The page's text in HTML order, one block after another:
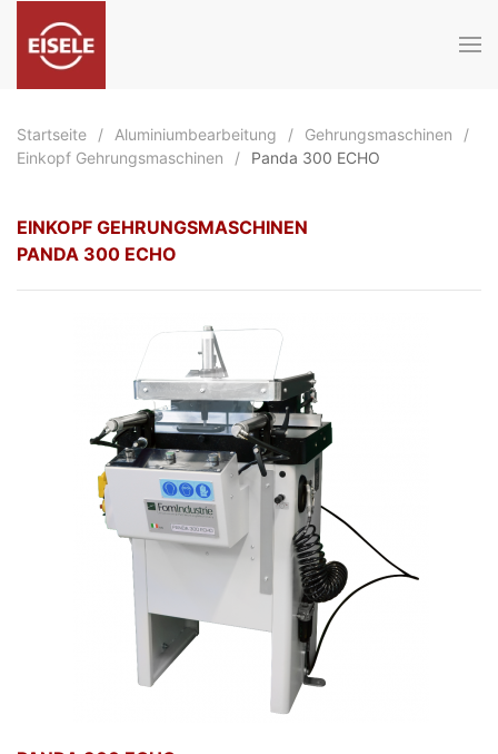
Zum Hauptinhalt springen
Startseite Aluminiumbearbeitung
Gehrungsmaschinen
Einkopf Gehrungsmaschinen
Panda 300 ECHO
EINKOPF GEHRUNGSMASCHINEN
PANDA 300 ECHO